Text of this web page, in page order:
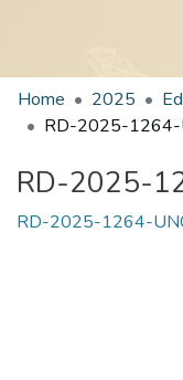
Home 2025
RD-2025-
RD-2025-1264-